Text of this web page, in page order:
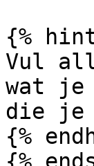
{%
Vul
wat je
die je
{%